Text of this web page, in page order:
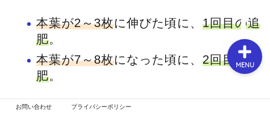
本葉が2～3枚に伸びた頃に、 1回目の追
肥。
本葉が7～8枚になった頃に、 2回目の追
肥。
をしてあげると、大きなミョウガを収穫で
お問い合わせ プライバシーポリシー
MENU